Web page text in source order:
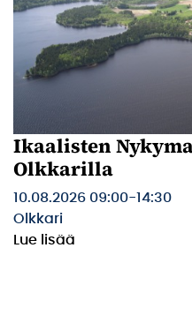
Ikaalisten
Olkkarilla
10.08.2026 09:00-14:30
Olkkari
Lue lisää